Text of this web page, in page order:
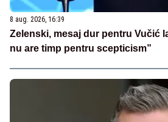
8 aug. 2026, 16:39
Zelenski, mesaj dur pentru Vučić
nu are timp pentru scepticism”